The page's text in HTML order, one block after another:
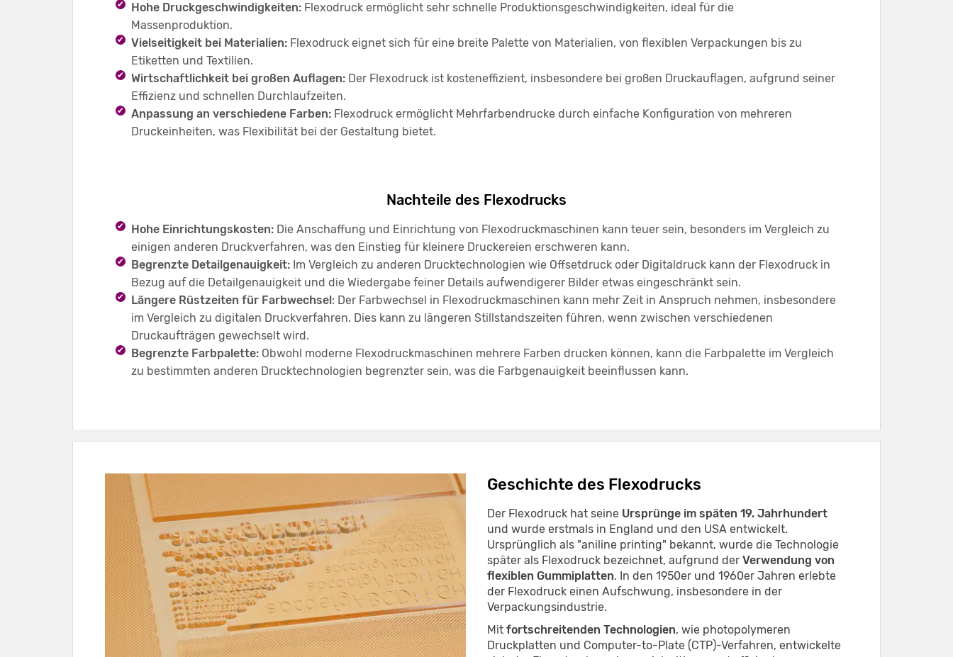
Hohe Druckgeschwindigkeiten: Flexodruck ermöglicht sehr schnelle Produktionsgeschwindigkeiten, ideal für die
Massenproduktion.
Vielseitigkeit bei Materialien: Flexodruck eignet sich für eine breite Palette von Materialien, von flexiblen Verpackungen bis zu
Etiketten und Textilien.
Wirtschaftlichkeit bei großen Auflagen: Der Flexodruck ist kosteneffizient, insbesondere bei großen Druckauflagen, aufgrund seiner
Effizienz und schnellen Durchlaufzeiten.
Anpassung an verschiedene Farben: Flexodruck ermöglicht Mehrfarbendrucke durch einfache Konfiguration von mehreren
Druckeinheiten, was Flexibilität bei der Gestaltung bietet.
Nachteile des Flexodrucks
Hohe Einrichtungskosten: Die Anschaffung und Einrichtung von Flexodruckmaschinen kann teuer sein, besonders im Vergleich zu
einigen anderen Druckverfahren, was den Einstieg für kleinere Druckereien erschweren kann.
Begrenzte Detailgenauigkeit: Im Vergleich zu anderen Drucktechnologien wie Offsetdruck oder Digitaldruck kann der Flexodruck in
Bezug auf die Detailgenauigkeit und die Wiedergabe feiner Details aufwendigerer Bilder etwas eingeschränkt sein.
Längere Rüstzeiten für Farbwechsel : Der Farbwechsel in Flexodruckmaschinen kann mehr Zeit in Anspruch nehmen, insbesondere
im Vergleich zu digitalen Druckverfahren. Dies kann zu längeren Stillstandszeiten führen, wenn zwischen verschiedenen
Druckaufträgen gewechselt wird.
Begrenzte Farbpalette: Obwohl moderne Flexodruckmaschinen mehrere Farben drucken können, kann die Farbpalette im Vergleich
zu bestimmten anderen Drucktechnologien begrenzter sein, was die Farbgenauigkeit beeinflussen kann.
Geschichte des Flexodrucks
Der Flexodruck hat seine Ursprünge im späten 19. Jahrhundert
und wurde erstmals in England und den USA entwickelt.
Ursprünglich als "aniline printing" bekannt, wurde die Technologie
später als Flexodruck bezeichnet, aufgrund der Verwendung von
flexiblen Gummiplatten. In den 1950er und 1960er Jahren erlebte
der Flexodruck einen Aufschwung, insbesondere in der
Verpackungsindustrie.
Mit fortschreitenden Technologien, wie photopolymeren
Druckplatten und Computer-to-Plate (CTP)-Verfahren, entwickelte